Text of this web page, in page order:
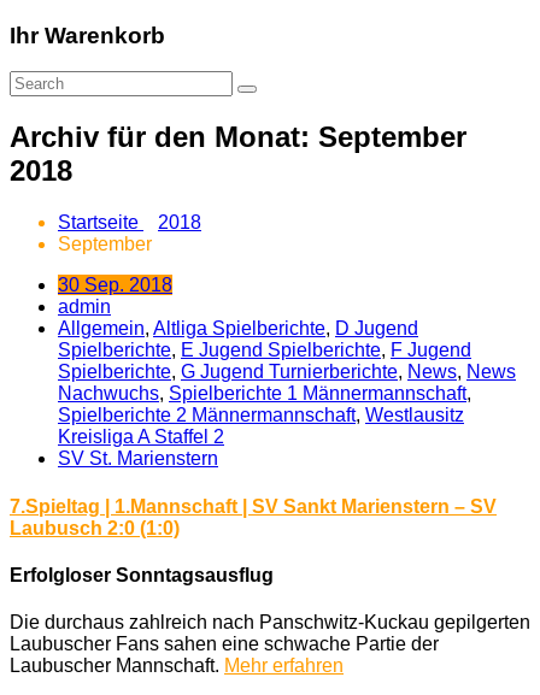
Ihr Warenkorb
Archiv für den Monat: September
2018
Startseite
2018
September
30 Sep. 2018
admin
Allgemein, Altliga Spielberichte, D Jugend
Spielberichte, E Jugend Spielberichte, F Jugend
Spielberichte, G Jugend Turnierberichte, News, News
Nachwuchs, Spielberichte 1 Männermannschaft,
Spielberichte 2 Männermannschaft, Westlausitz
Kreisliga A Staffel 2
SV St. Marienstern
7.Spieltag | 1.Mannschaft | SV Sankt Marienstern – SV
Laubusch 2:0 (1:0)
Erfolgloser Sonntagsausflug
Die durchaus zahlreich nach Panschwitz-Kuckau gepilgerten
Laubuscher Fans sahen eine schwache Partie der
Laubuscher Mannschaft. Mehr erfahren